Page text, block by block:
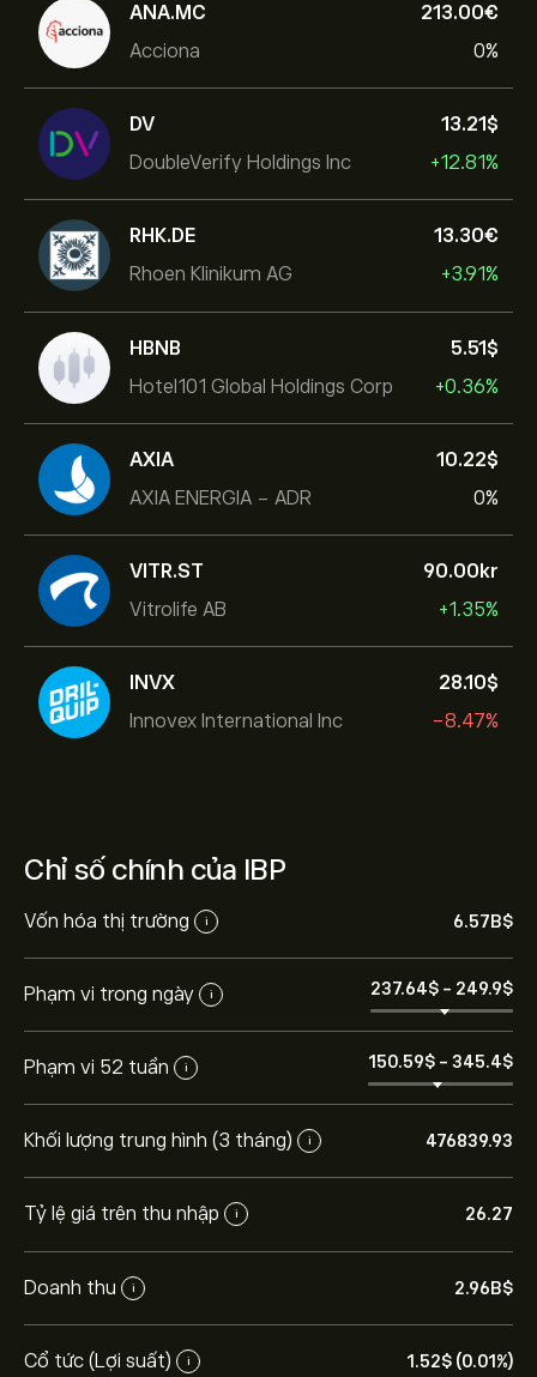
ANA.MC
Acciona
213.00‎€‎
0%
DV
DoubleVerify Holdings Inc
13.21‎$‎
+12.81%
RHK.DE
Rhoen Klinikum AG
13.30‎€‎
+3.91%
HBNB
Hotel101 Global Holdings Corp
5.51‎$‎
+0.36%
AXIA
AXIA ENERGIA - ADR
10.22‎$‎
0%
VITR.ST
Vitrolife AB
90.00‎kr‎
+1.35%
INVX
Innovex International Inc
28.10‎$‎
-8.47%
Chỉ số chính của IBP
Vốn hóa thị trường i 6.57B‎$‎
Phạm vi trong ngày i 237.64‎$‎ - 249.9‎$‎
Phạm vi 52 tuần i 150.59‎$‎ - 345.4‎$‎
Khối lượng trung hình (3 tháng) i 476839.93
Tỷ lệ giá trên thu nhập i 26.27
Doanh thu i 2.96B‎$‎
Cổ tức (Lợi suất) i 1.52‎$‎ (0.01%)